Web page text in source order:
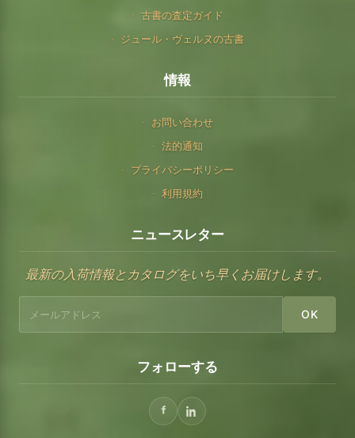
古書の査定ガイド
ジュール・ヴェルヌの古書
情報
お問い合わせ
法的通知
プライバシーポリシー
利用規約
ニュースレター
最新の入荷情報とカタログをいち早くお届けします。
OK
フォローする